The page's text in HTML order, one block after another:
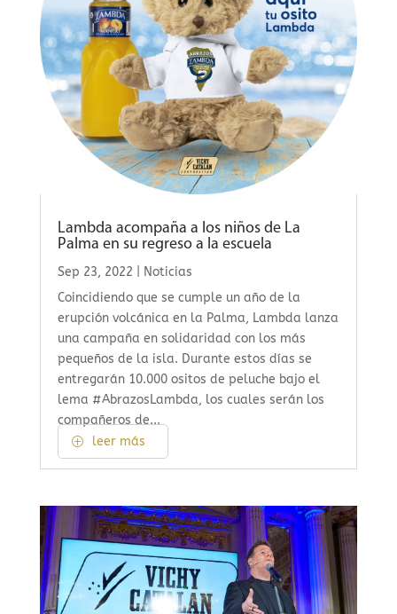
Lambda acompaña a los niños de La
Palma en su regreso a la escuela
Sep 23, 2022
Noticias
Coincidiendo que se cumple un año de la
erupción volcánica en la Palma, Lambda lanza
una campaña en solidaridad con los más
pequeños de la isla. Durante estos días se
entregarán 10.000 ositos de peluche bajo el
lema #AbrazosLambda, los cuales serán los
compañeros de...
leer más